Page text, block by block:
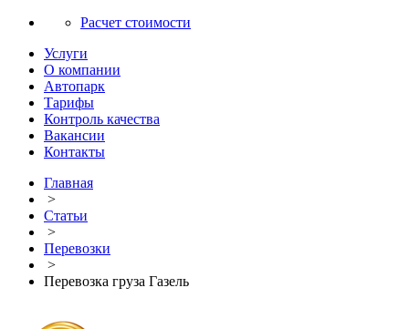
Расчет стоимости
Услуги
О компании
Автопарк
Тарифы
Контроль качества
Вакансии
Контакты
Главная
>
Статьи
>
Перевозки
>
Перевозка груза Газель